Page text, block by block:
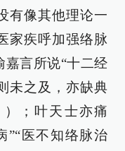
有像其他理论一
家疾呼加强络脉
嘉言所说“十二经
未之及，亦缺典
；叶天士亦痛
”“医不知络脉治